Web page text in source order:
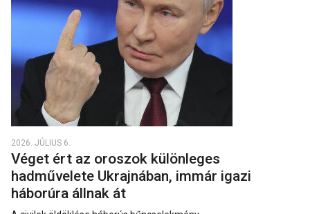
2026. JÚLIUS 6.
Véget ért az oroszok különleges
hadművelete Ukrajnában, immár igazi
háborúra állnak át